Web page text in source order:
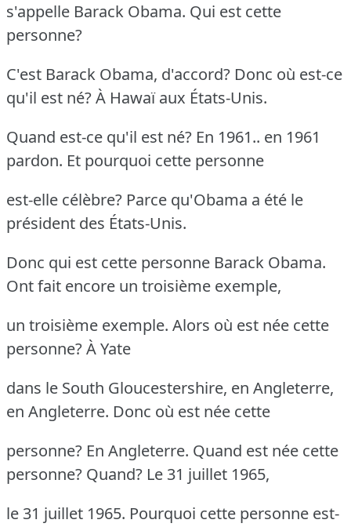
s'appelle Barack Obama. Qui est cette
personne?
C'est Barack Obama, d'accord? Donc où est-ce
qu'il est né? À Hawaï aux États-Unis.
Quand est-ce qu'il est né? En 1961.. en 1961
pardon. Et pourquoi cette personne
est-elle célèbre? Parce qu'Obama a été le
président des États-Unis.
Donc qui est cette personne Barack Obama.
Ont fait encore un troisième exemple,
un troisième exemple. Alors où est née cette
personne? À Yate
dans le South Gloucestershire, en Angleterre,
en Angleterre. Donc où est née cette
personne? En Angleterre. Quand est née cette
personne? Quand? Le 31 juillet 1965,
le 31 juillet 1965. Pourquoi cette personne est-